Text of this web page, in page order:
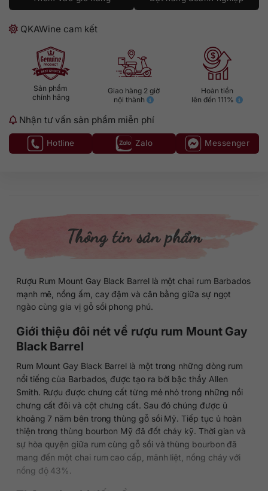
QKAWine cam kết
Sản phẩm
chính hãng
Giao hàng 2 giờ
nội thành
Hoàn tiền
lên đến 111%
Nhận tư vấn sản phẩm miễn phí
Hotline Zalo Messenger
Thông tin sản phẩm
Rượu Rum Mount Gay Black Barrel là một chai rum Barbados
mạnh mẽ, nồng ấm, cay đậm và cân bằng giữa sự ngọt
ngào cùng gia vị gỗ sồi phong phú.
Giới thiệu đôi nét về rượu rum Mount Gay
Black Barrel
Rum Mount Gay Black Barrel là một trong những dòng rum
nổi tiếng của Barbados, được tạo ra bởi bậc thầy Allen
Smith. Rượu được chưng cất từng mẻ nhỏ trong những nồi
chưng cất đôi và cột chưng cất. Sau đó chúng được ủ
khoảng 7 năm bên trong thùng gỗ sồi Mỹ. Tiếp tục ủ hoàn
thiện trong thùng bourbon Mỹ đã đốt cháy kỹ. Thời gian và
sự hòa quyện giữa rum cùng gỗ sồi và thùng bourbon đã
mang đến một chai rum cao cấp, mãnh liệt, nồng cháy với
nồng độ 43%.